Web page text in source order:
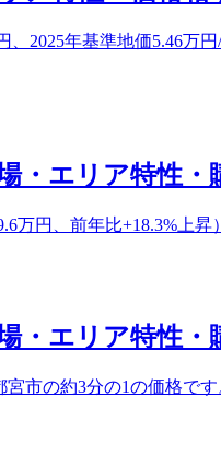
、2025年基準地価5.46
・エリア特性・
万円、前年比+18.3%上
・エリア特性・
市の約3分の1の価格で